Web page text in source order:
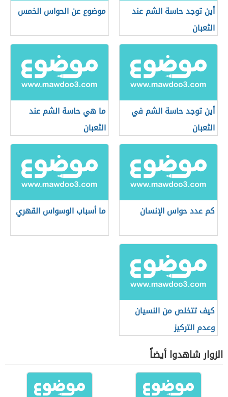
أين توجد حاسة الشم عند
الثعبان
موضوع عن الحواس الخمس
أين توجد حاسة الشم في
الثعبان
ما هي حاسة الشم عند
الثعبان
كم عدد حواس الإنسان ما أسباب الوسواس القهري
كيف تتخلص من النسيان
وعدم التركيز
الزوار شاهدوا أيضاً